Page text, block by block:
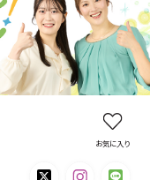
お気に入り